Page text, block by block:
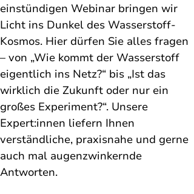
einstündigen Webinar bringen wir
Licht ins Dunkel des Wasserstoff-
Kosmos. Hier dürfen Sie alles fragen
– von „Wie kommt der Wasserstoff
eigentlich ins Netz?“ bis „Ist das
wirklich die Zukunft oder nur ein
großes Experiment?“. Unsere
Expert:innen liefern Ihnen
verständliche, praxisnahe und gerne
auch mal augenzwinkernde
Antworten.